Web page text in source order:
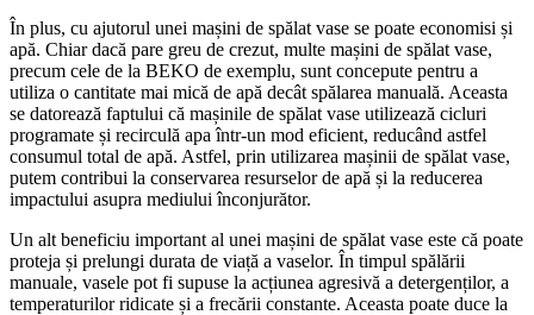
În plus, cu ajutorul unei mașini de spălat vase se poate economisi și
apă. Chiar dacă pare greu de crezut, multe mașini de spălat vase,
precum cele de la BEKO de exemplu, sunt concepute pentru a
utiliza o cantitate mai mică de apă decât spălarea manuală. Aceasta
se datorează faptului că mașinile de spălat vase utilizează cicluri
programate și recirculă apa într-un mod eficient, reducând astfel
consumul total de apă. Astfel, prin utilizarea mașinii de spălat vase,
putem contribui la conservarea resurselor de apă și la reducerea
impactului asupra mediului înconjurător.
Un alt beneficiu important al unei mașini de spălat vase este că poate
proteja și prelungi durata de viață a vaselor. În timpul spălării
manuale, vasele pot fi supuse la acțiunea agresivă a detergenților, a
temperaturilor ridicate și a frecării constante. Aceasta poate duce la